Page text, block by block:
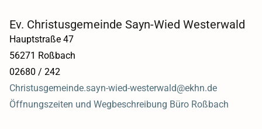
Ev. Christusgemeinde Sayn-Wied Westerwald
Hauptstraße 47
56271 Roßbach
02680 / 242
Christusgemeinde.sayn-wied-westerwald@ekhn.de
Öffnungszeiten und Wegbeschreibung Büro Roßbach